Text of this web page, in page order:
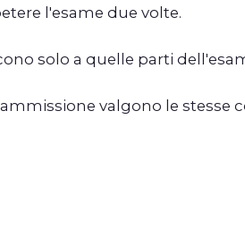
l'esame due volte.
solo a quelle parti
valgono le stesse